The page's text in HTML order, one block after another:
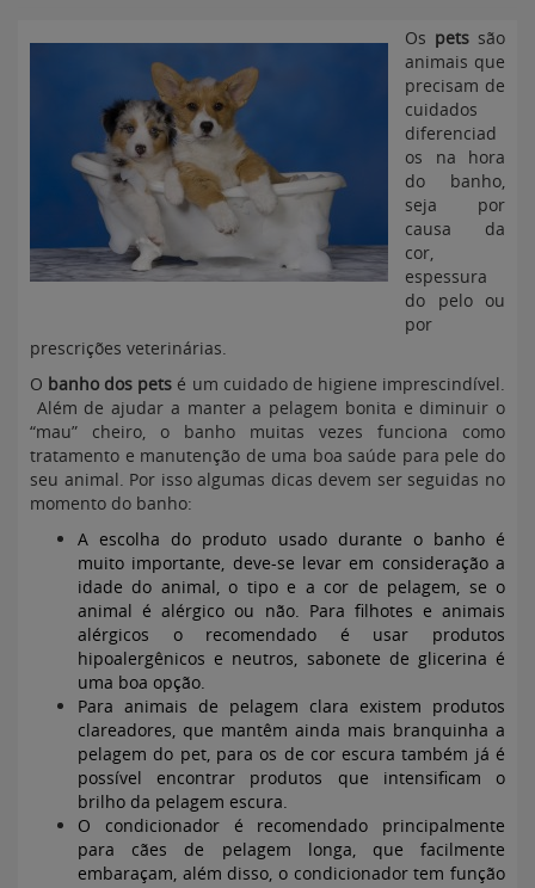
Os pets são
animais que
precisam de
cuidados
diferenciad
os na hora
do banho,
seja por
causa da
cor,
espessura
do pelo ou
por
prescrições veterinárias.
O banho dos pets é um cuidado de higiene imprescindível.
Além de ajudar a manter a pelagem bonita e diminuir o
“mau” cheiro, o banho muitas vezes funciona como
tratamento e manutenção de uma boa saúde para pele do
seu animal. Por isso algumas dicas devem ser seguidas no
momento do banho:
A escolha do produto usado durante o banho é
muito importante, deve-se levar em consideração a
idade do animal, o tipo e a cor de pelagem, se o
animal é alérgico ou não. Para filhotes e animais
alérgicos o recomendado é usar produtos
hipoalergênicos e neutros, sabonete de glicerina é
uma boa opção.
Para animais de pelagem clara existem produtos
clareadores, que mantêm ainda mais branquinha a
pelagem do pet, para os de cor escura também já é
possível encontrar produtos que intensificam o
brilho da pelagem escura.
O condicionador é recomendado principalmente
para cães de pelagem longa, que facilmente
embaraçam, além disso, o condicionador tem função